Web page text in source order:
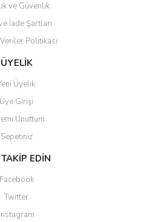
Gönder
ve Güvenlik
İade Şartları
Politikası
ÜYELİK
Üyelik
Üye Girişi
Unuttum
Sepetiniz
EDİN
Facebook
Twitter
Instagram